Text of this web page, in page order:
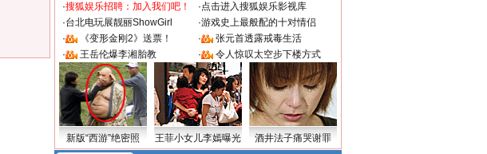
·搜狐娱乐招聘：加入我们吧！ ·点击进入搜狐娱乐影视库
·台北电玩展靓丽ShowGirl ·游戏史上最般配的十对情侣
·
《变形金刚2》送票！ ·
张元首透露戒毒生活
·
王岳伦爆李湘胎教 · 令人惊叹太空步下楼方式
新版“西游”绝密照 王菲小女儿李嫣曝光 酒井法子痛哭谢罪